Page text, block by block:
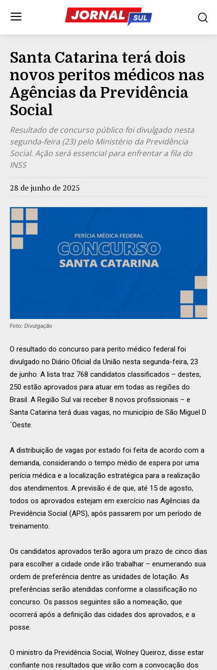
Santa Catarina terá dois
novos peritos médicos nas
Agências da Previdência
Social
Resultado de concurso público foi divulgado nesta
segunda-feira (23) pelo Ministério da Previdência
Social. Ação será essencial para enfrentar a fila do
INSS
28 de junho de 2025
Foto: Divulgação
O resultado do concurso para perito médico federal foi
divulgado no Diário Oficial da União nesta segunda-feira, 23
de junho. A lista traz 768 candidatos classificados – destes,
250 estão aprovados para atuar em todas as regiões do
Brasil. A Região Sul vai receber 8 novos profissionais – e
Santa Catarina terá duas vagas, no município de São Miguel D
´Oeste.
A distribuição de vagas por estado foi feita de acordo com a
demanda, considerando o tempo médio de espera por uma
perícia médica e a localização estratégica para a realização
dos atendimentos. A previsão é de que, até 15 de agosto,
todos os aprovados estejam em exercício nas Agências da
Previdência Social (APS), após passarem por um período de
treinamento.
Os candidatos aprovados terão agora um prazo de cinco dias
para escolher a cidade onde irão trabalhar – enumerando sua
ordem de preferência dentre as unidades de lotação. As
preferências serão atendidas conforme a classificação no
concurso. Os passos seguintes são a nomeação, que
ocorrerá após a definição das cidades dos aprovados, e a
posse.
O ministro da Previdência Social, Wolney Queiroz, disse estar
confiante nos resultados que virão com a convocação dos